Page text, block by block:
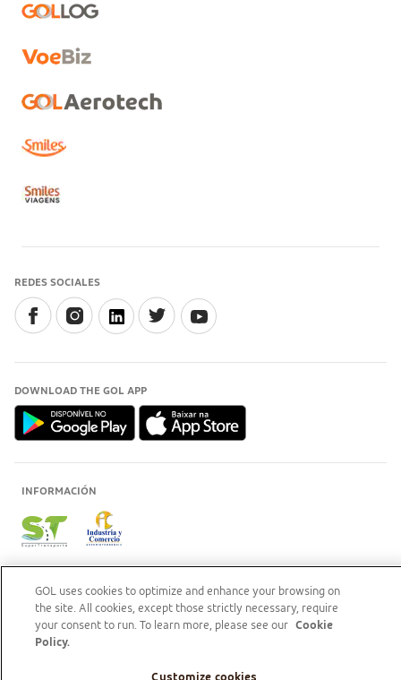
REDES SOCIALES
DOWNLOAD THE GOL APP
INFORMACIÓN
GOL Linhas Aéreas S.A - Praça Senador Salgado Filho, s/nº, Aeroporto Santos Dumont, térreo,
área pública, entre os eixos 46-48/OP, Sala de Gerência Back Office, Rio de Janeiro/RJ | CEP:
20021-340 | CNPJ/MF: 07.575.651/0001-59
GOL uses cookies to optimize and enhance your browsing on
the site. All cookies, except those strictly necessary, require
your consent to run. To learn more, please see our
Cookie
Policy.